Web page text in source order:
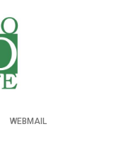
WEBMAIL